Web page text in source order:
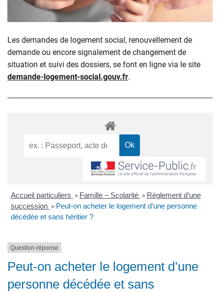
Les demandes de logement social, renouvellement de
demande ou encore signalement de changement de
situation et suivi des dossiers, se font en ligne via le site
demande-logement-social.gouv.fr.
Accueil particuliers > Famille – Scolarité > Règlement d’une
succession > Peut-on acheter le logement d’une personne
décédée et sans héritier ?
Question-réponse
Peut-on acheter le logement d’une
personne décédée et sans